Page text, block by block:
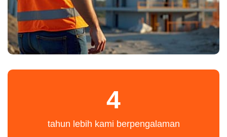
4
tahun lebih kami berpengalaman